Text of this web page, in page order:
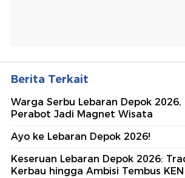
Berita Terkait
Warga Serbu Lebaran Depok 2026,
Perabot Jadi Magnet Wisata
Ayo ke Lebaran Depok 2026!
Keseruan Lebaran Depok 2026:
Kerbau hingga Ambisi Tembus KEN